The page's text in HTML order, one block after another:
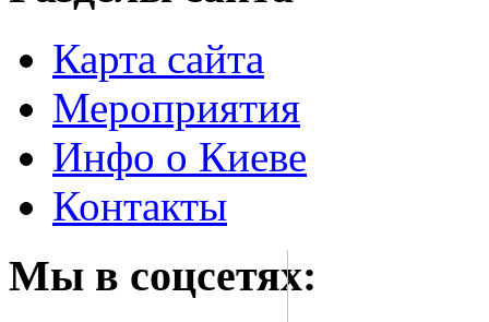
Карта сайта
Мероприятия
Инфо о Киеве
Контакты
Мы в соцсетях: